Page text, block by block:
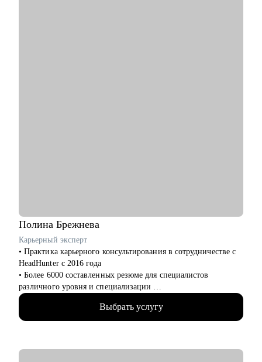
Полина Брежнева
Карьерный эксперт
• Практика карьерного консультирования в сотрудничестве с
HeadHunter с 2016 года
• Более 6000 составленных резюме для специалистов
различного уровня и специализации
• Более 2500 продуктивных карьерных сессий
• Лучший результат 2022 года по оценке удовлетворенности
клиентов
Выбрать услугу